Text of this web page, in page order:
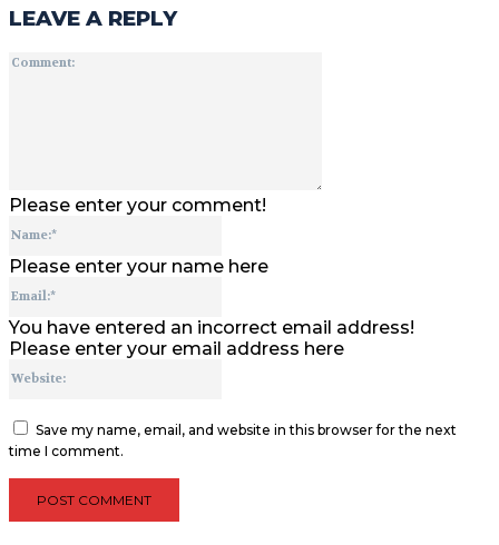
LEAVE A REPLY
Please enter your comment!
Please enter your name here
You have entered an incorrect email address!
Please enter your email address here
Save my name, email, and website in this browser for the next
time I comment.